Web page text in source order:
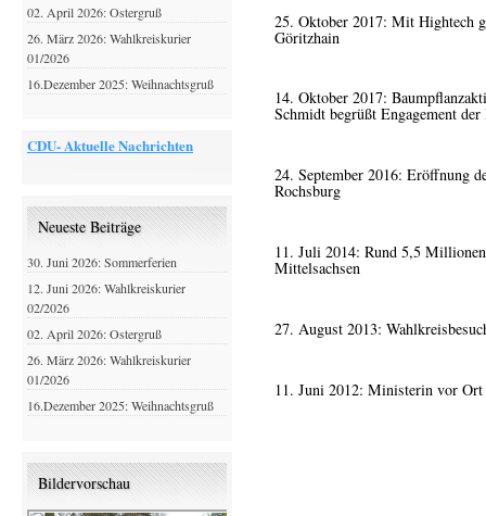
25. Oktober 2017: Mit Hightech
Göritzhain
14. Oktober 2017:
Schmidt begrüßt Engagement
24. September 2016: Eröffnung
Rochsburg
11. Juli 2014: Rund 5,5
Mittelsachsen
27. August 2013:
11. Juni 2012: Ministerin vor Ort
02. April 2026: Ostergruß
26. März 2026: Wahlkreiskurier
01/2026
16.Dezember 2025: Weihnachtsgruß
CDU- Aktuelle Nachrichten
Neueste Beiträge
30. Juni 2026: Sommerferien
12. Juni 2026: Wahlkreiskurier
02/2026
02. April 2026: Ostergruß
26. März 2026: Wahlkreiskurier
01/2026
16.Dezember 2025: Weihnachtsgruß
Bildervorschau